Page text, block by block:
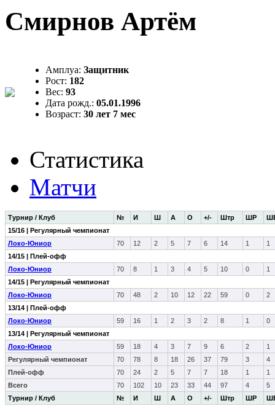
Смирнов Артём
Амплуа: Защитник
Рост: 182
Вес: 93
Дата рожд.: 05.01.1996
Возраст: 30 лет 7 мес
Статистика
Матчи
Турнир / Клуб № И Ш А О +/- Штр ШР
Турнир / Клуб № И Ш А О +/- Штр ШР
15/16 | Регулярный чемпионат
Локо-Юниор
70 12 2 5 7 6 14 1
1
14/15 | Плей-офф
Локо-Юниор
70 8 1 3 4 5 10 0
1
14/15 | Регулярный чемпионат
Локо-Юниор
70 48 2 10 12 22 59 0
2
13/14 | Плей-офф
Локо-Юниор
59 16 1 2 3 2 8 1
0
13/14 | Регулярный чемпионат
Локо-Юниор
59 18 4 3 7 9 6 2
1
Регулярный чемпионат
70 78 8 18 26 37 79 3
4
Плей-офф
70 24 2 5 7 7 18 1
1
Всего
70 102 10 23 33 44 97 4 5